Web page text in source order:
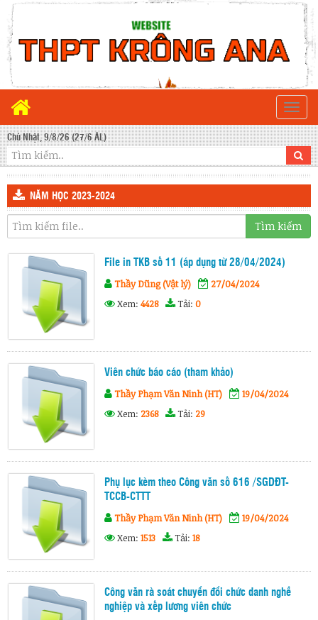
Chủ Nhật, 9/8/26 (27/6 ÂL)
NĂM HỌC 2023-2024
Tìm kiếm
File in TKB số 11 (áp dụng từ 28/04/2024)
Thầy Dũng (Vật lý)
27/04/2024
Xem: 4428 Tải: 0
Viên chức báo cáo (tham khảo)
Thầy Phạm Văn Ninh (HT)
19/04/2024
Xem: 2368 Tải: 29
Phụ lục kèm theo Công văn số 616 /SGDĐT-
TCCB-CTTT
Thầy Phạm Văn Ninh (HT)
19/04/2024
Xem: 1513 Tải: 18
Công văn rà soát chuyển đổi chức danh nghề
nghiệp và xếp lương viên chức